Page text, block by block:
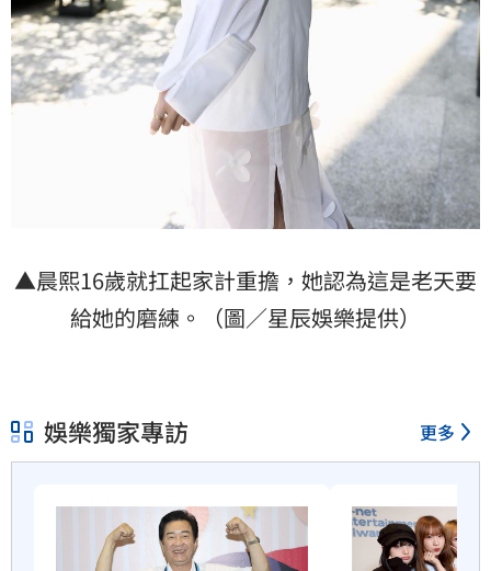
▲晨熙16歲就扛起家計重擔，她認為這是老天要
給她的磨練。（圖／星辰娛樂提供）
娛樂獨家專訪 更多